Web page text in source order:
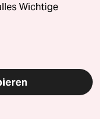
Wichtige